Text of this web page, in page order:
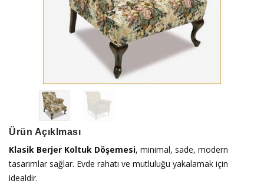
Ürün Açıklması
Klasik Berjer Koltuk Döşemesi, minimal, sade, modern
tasarımlar sağlar. Evde rahatı ve mutluluğu yakalamak için
idealdir.